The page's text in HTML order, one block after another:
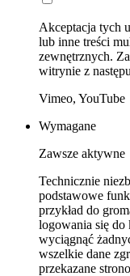
Akceptacja tych
lub inne treści
zewnętrznych.
witrynie z
Vimeo, YouTube
Wymagane
Zawsze aktywne
Technicznie
podstawowe
przykład do
logowania się do
wyciągnąć
wszelkie dane
przekazane